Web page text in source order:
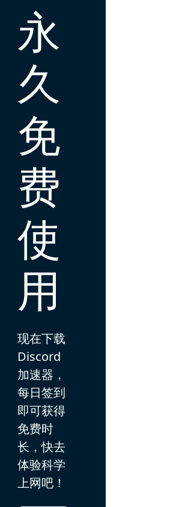
永
久
免
费
使
用
现在下载
Discord
加速器，
每日签到
即可获得
免费时
长，快去
体验科学
上网吧！